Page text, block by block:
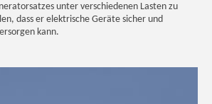
unter verschiedenen Lasten zu
dass er elektrische Geräte sicher und
kann.